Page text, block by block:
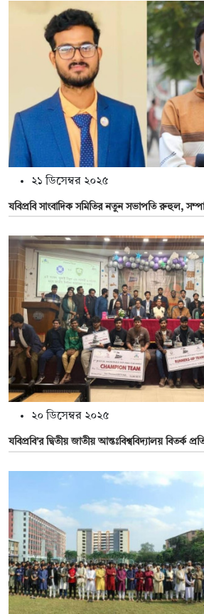
২১ ডিসেম্বর ২০২৫
যবিপ্রবি সাংবাদিক সমিতির নতুন সভাপতি রুহুল,
২০ ডিসেম্বর ২০২৫
যবিপ্রবি’র দ্বিতীয় জাতীয় আন্তঃবিশ্ববিদ্যালয় বিতর্ক